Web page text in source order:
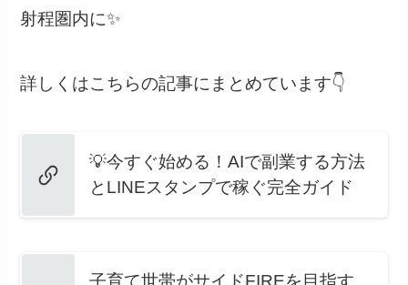
射程圏内に✨
詳しくはこちらの記事にまとめています👇
💡今すぐ始める！AIで副業する方法
とLINEスタンプで稼ぐ完全ガイド